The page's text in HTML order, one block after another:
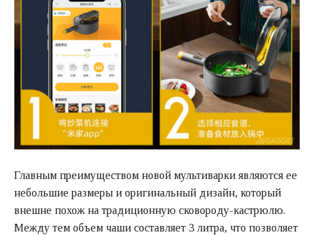
Главным преимуществом новой мультиварки являются ее
небольшие размеры и оригинальный дизайн, который
внешне похож на традиционную сковороду-кастрюлю.
Между тем объем чаши составляет 3 литра, что позволяет